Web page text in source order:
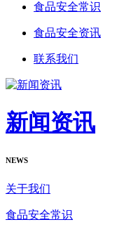
食品安全常识
食品安全资讯
联系我们
新闻资讯
NEWS
关于我们
食品安全常识